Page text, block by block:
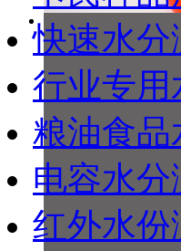
快速水
行业专用
粮油食品
电容水
红外水份